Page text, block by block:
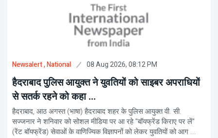
Newsalert, National 08 Aug 2026, 08:12 PM
हैदराबाद पुलिस आयुक्त ने युवतियों को साइबर अपराधियों
से सतर्क रहने को कहा ...
हैदराबाद, आठ अगस्त (भाषा) हैदराबाद शहर के पुलिस आयुक्त वी. सी.
सज्जनार ने शनिवार को सोशल मीडिया पर आ रहे "बॉयफ्रेंड किराए पर लें"
(रेंट बॉयफ्रेंड) सेवाओं के वाणिज्यिक विज्ञापनों को लेकर युवतियों को आग ...